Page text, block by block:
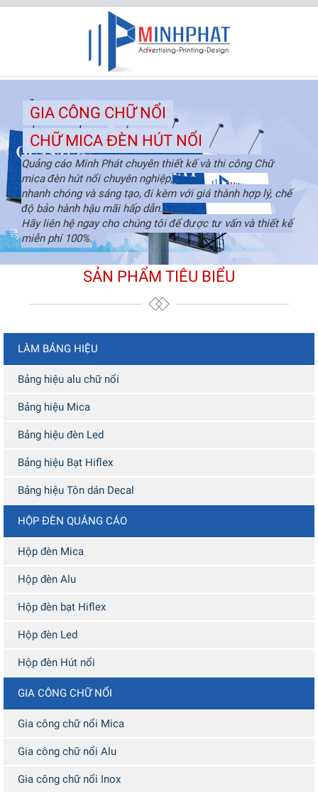
GIA CÔNG CHỮ NỔI
CHỮ MICA ĐÈN HÚT NỔI
Quảng cáo Minh Phát chuyên thiết kế và thi công Chữ
mica đèn hút nổi chuyên nghiệp,
nhanh chóng và sáng tạo, đi kèm với giá thành hợp lý, chế
độ bảo hành hậu mãi hấp dẫn.
Hãy liên hệ ngay cho chúng tôi để được tư vấn và thiết kế
miễn phí 100%.
SẢN PHẨM TIÊU BIỂU
LÀM BẢNG HIỆU
Bảng hiệu alu chữ nổi
Bảng hiệu Mica
Bảng hiệu đèn Led
Bảng hiệu Bạt Hiflex
Bảng hiệu Tôn dán Decal
HỘP ĐÈN QUẢNG CÁO
Hộp đèn Mica
Hộp đèn Alu
Hộp đèn bạt Hiflex
Hộp đèn Led
Hộp đèn Hút nổi
GIA CÔNG CHỮ NỔI
Gia công chữ nổi Mica
Gia công chữ nổi Alu
Gia công chữ nổi Inox